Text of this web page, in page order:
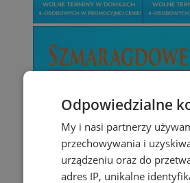
Odpowiedzialne
My i nasi partnerzy
przechowywania i
urządzeniu oraz do
adres IP, unikalne